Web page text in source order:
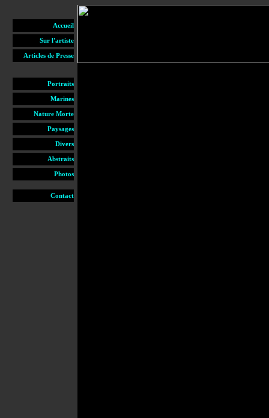
Accueil
Sur l'artiste
Articles de Presse
Portraits
Marines
Nature Morte
Paysages
Divers
Abstraits
Photos
Contact